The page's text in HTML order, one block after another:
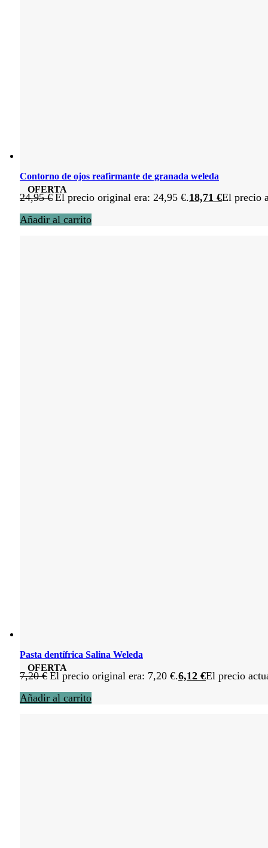
OFERTA
Contorno de ojos reafirmante de granada weleda
24,95€ El precio original era: 24,95 €.18,71 €El precio
Añadir al carrito
OFERTA
Pasta dentífrica Salina Weleda
7,20€ El precio original era: 7,20 €.6,12 €El precio
Añadir al carrito